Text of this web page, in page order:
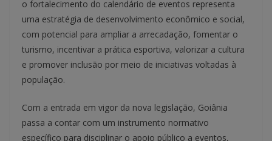
o fortalecimento do calendário de eventos representa
uma estratégia de desenvolvimento econômico e social,
com potencial para ampliar a arrecadação, fomentar o
turismo, incentivar a prática esportiva, valorizar a cultura
e promover inclusão por meio de iniciativas voltadas à
população.
Com a entrada em vigor da nova legislação, Goiânia
passa a contar com um instrumento normativo
específico para disciplinar o apoio público a eventos,